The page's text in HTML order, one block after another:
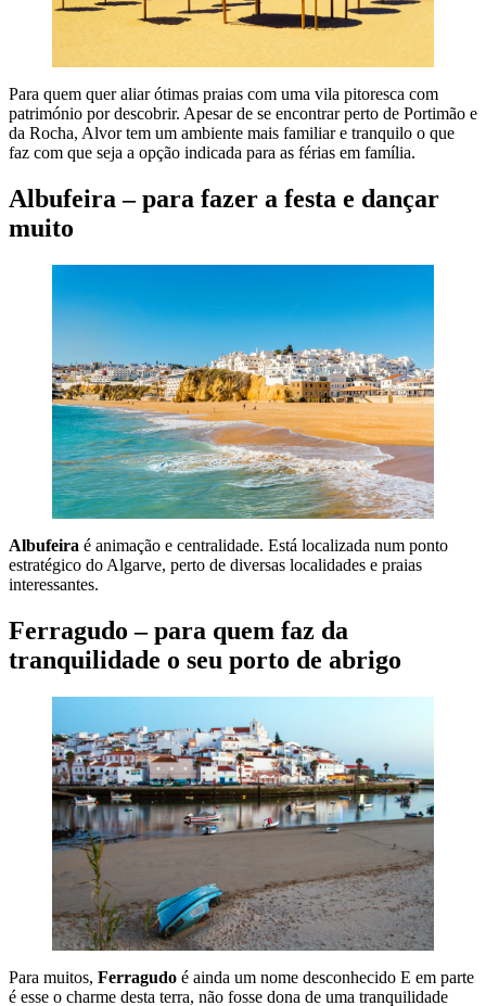
Para quem quer aliar ótimas praias com uma vila pitoresca com
património por descobrir. Apesar de se encontrar perto de Portimão e
da Rocha, Alvor tem um ambiente mais familiar e tranquilo o que
faz com que seja a opção indicada para as férias em família.
Albufeira – para fazer a festa e dançar
muito
Albufeira é animação e centralidade. Está localizada num ponto
estratégico do Algarve, perto de diversas localidades e praias
interessantes.
Ferragudo – para quem faz da
tranquilidade o seu porto de abrigo
Para muitos, Ferragudo é ainda um nome desconhecido E em parte
é esse o charme desta terra, não fosse dona de uma tranquilidade